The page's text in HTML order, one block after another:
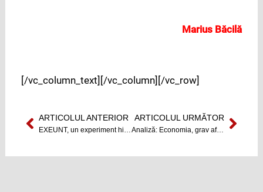
Marius Băcilă
[/vc_column_text][/vc_column][/vc_row]
Prev
ARTICOLUL ANTERIOR ARTICOLUL URMĂTOR
Analiză: Economia, grav afectată de pandemie. Mii de oameni și-au pierdut locul de muncă. Cele mai afectat sector, cel al transporturilor Next